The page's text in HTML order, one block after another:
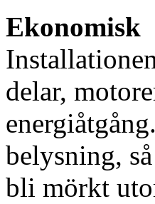
Ekonomisk
delar,
belysning,
bli mörkt